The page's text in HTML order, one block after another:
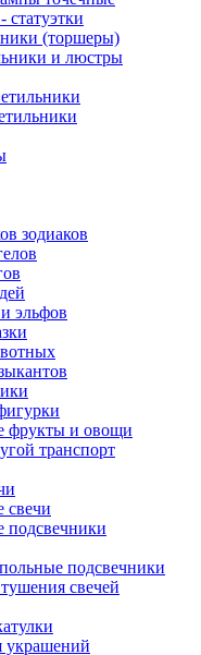
статуэтки
(торшеры)
и люстры
зодиаков
эльфов
фрукты и овощи
транспорт
свечи
подсвечники
подсвечники
свечей
украшений